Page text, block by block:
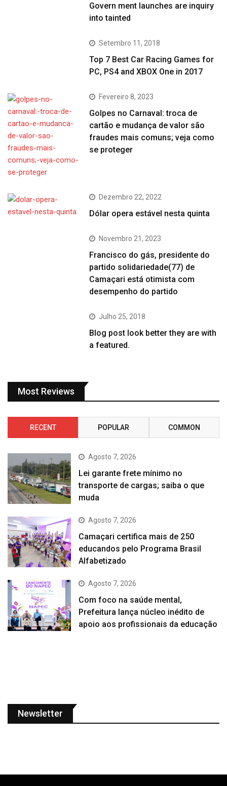
Govern ment launches are inquiry
into tainted
Setembro 11, 2018
Top 7 Best Car Racing Games for
PC, PS4 and XBOX One in 2017
Fevereiro 8, 2023
Golpes no Carnaval: troca de
cartão e mudança de valor são
fraudes mais comuns; veja como
se proteger
Dezembro 22, 2022
Dólar opera estável nesta quinta
Novembro 21, 2023
Francisco do gás, presidente do
partido solidariedade(77) de
Camaçari está otimista com
desempenho do partido
Julho 25, 2018
Blog post look better they are with
a featured.
Most Reviews
RECENT POPULAR COMMON
Agosto 7, 2026
Lei garante frete mínimo no
transporte de cargas; saiba o que
muda
Agosto 7, 2026
Camaçari certifica mais de 250
educandos pelo Programa Brasil
Alfabetizado
Agosto 7, 2026
Com foco na saúde mental,
Prefeitura lança núcleo inédito de
apoio aos profissionais da educação
Newsletter